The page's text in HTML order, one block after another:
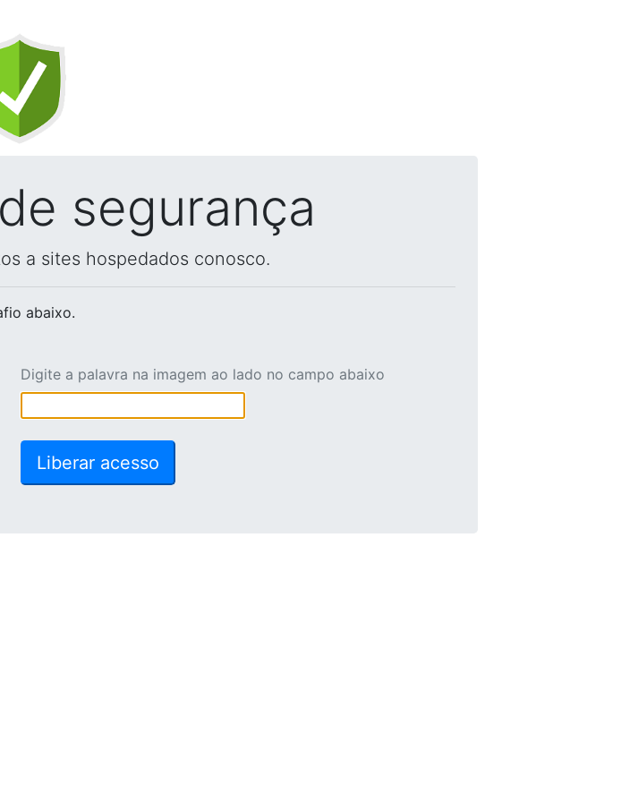
segurança
a sites hospedados conosco.
abaixo.
Digite a palavra na imagem ao lado no campo abaixo